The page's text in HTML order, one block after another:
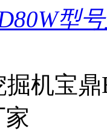
型
掘机宝